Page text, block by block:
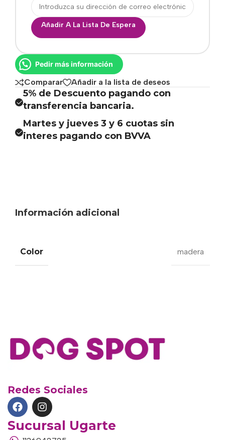
Añadir A La Lista De Espera
Pedir más información
Comparar Añadir a la lista de deseos
5% de Descuento pagando con
transferencia bancaria.
Martes y jueves 3 y 6 cuotas sin
interes pagando con BVVA
Información adicional
Color madera
Redes Sociales
Sucursal Ugarte